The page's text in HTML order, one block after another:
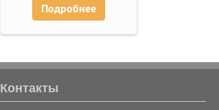
Подробнее
Контакты